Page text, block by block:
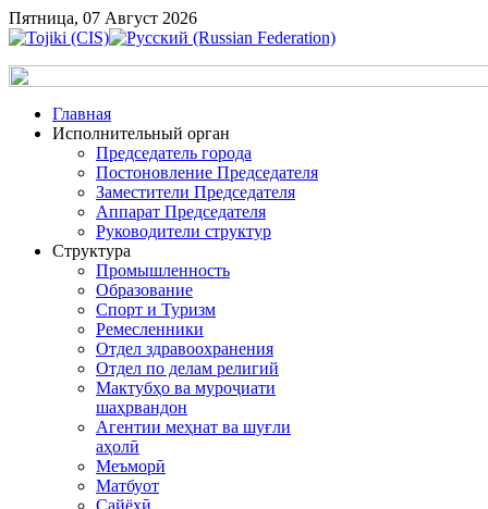
Пятница, 07 Август 2026
Главная
Исполнительный орган
Председатель города
Постоновление Председателя
Заместители Председателя
Аппарат Председателя
Руководители структур
Структура
Промышленность
Образование
Спорт и Туризм
Ремесленники
Отдел здравоохранения
Отдел по делам религий
Мактубҳо ва муроҷиати
шаҳрвандон
Агентии меҳнат ва шуғли
аҳолӣ
Меъморӣ
Матбуот
Сайёҳӣ